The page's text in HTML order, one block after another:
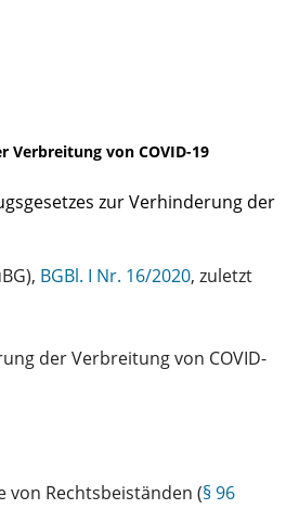
Verbreitung von COVID-19
zur Verhinderung der
BGBl. I Nr. 16/2020, zuletzt
der Verbreitung von COVID-
Rechtsbeiständen (§ 96